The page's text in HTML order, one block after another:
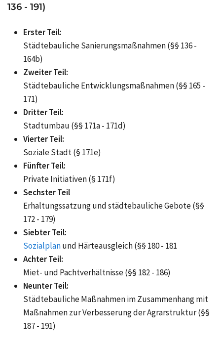
136 - 191)
Erster Teil:
Städtebauliche Sanierungsmaßnahmen (§§ 136 -
164b)
Zweiter Teil:
Städtebauliche Entwicklungsmaßnahmen (§§ 165 -
171)
Dritter Teil:
Stadtumbau (§§ 171a - 171d)
Vierter Teil:
Soziale Stadt (§ 171e)
Fünfter Teil:
Private Initiativen (§ 171f)
Sechster Teil
Erhaltungssatzung und städtebauliche Gebote (§§
172 - 179)
Siebter Teil:
Sozialplanund Härteausgleich (§§ 180 - 181
Achter Teil:
Miet- und Pachtverhältnisse (§§ 182 - 186)
Neunter Teil:
Städtebauliche Maßnahmen im Zusammenhang mit
Maßnahmen zur Verbesserung der Agrarstruktur (§§
187 - 191)